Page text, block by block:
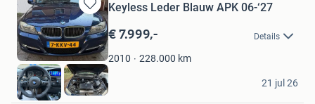
Bewaren
in
Mijn
Favorieten
Keyless Leder Blauw APK 06-‘27
€ 7.999,- Details
2010 228.000 km
Peter Vos
Enschede
21 jul 26